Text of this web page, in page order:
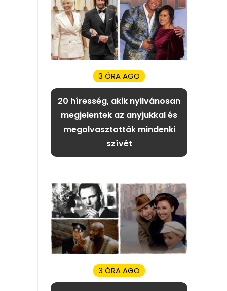
3 ÓRA AGO
20 híresség, akik nyilvánosan
megjelentek az anyjukkal és
megolvasztották mindenki
szívét
3 ÓRA AGO